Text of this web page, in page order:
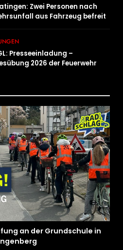
Zwei Personen nach
aus Fahrzeug befreit
Presseeinladung –
2026 der Feuerwehr
an der Grundschule in